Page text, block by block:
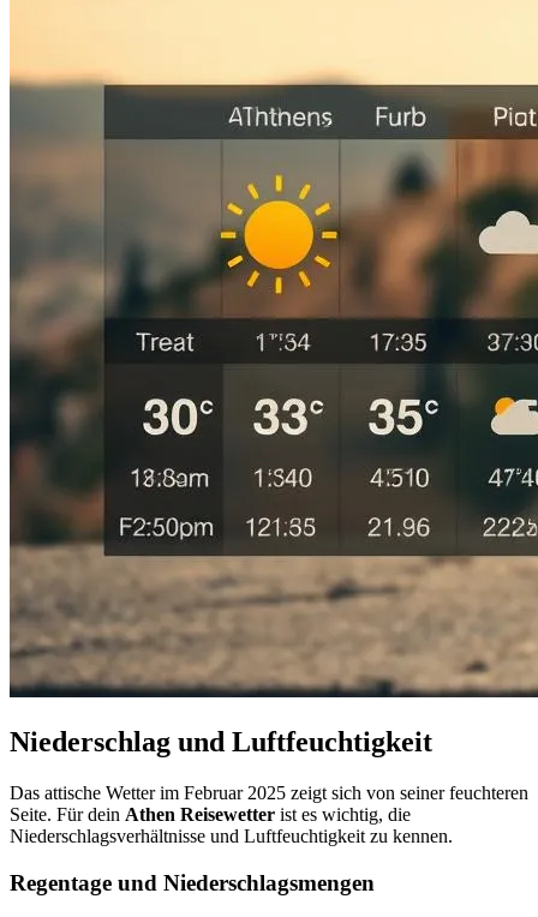
Niederschlag und Luftfeuchtigkeit
Das attische Wetter im Februar 2025 zeigt sich von seiner feuchteren
Seite. Für dein Athen Reisewetter ist es wichtig, die
Niederschlagsverhältnisse und Luftfeuchtigkeit zu kennen.
Regentage und Niederschlagsmengen